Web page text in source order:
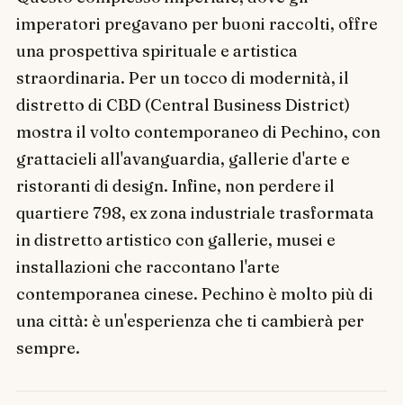
imperatori pregavano per buoni raccolti, offre
una prospettiva spirituale e artistica
straordinaria. Per un tocco di modernità, il
distretto di CBD (Central Business District)
mostra il volto contemporaneo di Pechino, con
grattacieli all'avanguardia, gallerie d'arte e
ristoranti di design. Infine, non perdere il
quartiere 798, ex zona industriale trasformata
in distretto artistico con gallerie, musei e
installazioni che raccontano l'arte
contemporanea cinese. Pechino è molto più di
una città: è un'esperienza che ti cambierà per
sempre.